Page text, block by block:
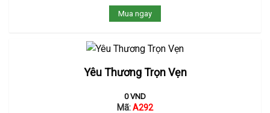
Mua ngay
Yêu Thương Trọn Vẹn
0VND
Mã:A292